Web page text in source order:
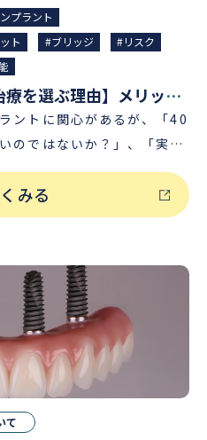
プラント
ト
#ブリッジ
#リスク
【40代でインプラント治療を選ぶ理由】メリットやリスク、入れ歯・ブリッジとの違いを解説
ントに関心があるが、「40
のではないか？」、「実際
不安」とお悩みの方もいら
の割合や、40代でインプ
インプラン
ラント治療を選ぶ方はいま
合った治療を知りたい・受
来られる方は少なくありま
みる
て